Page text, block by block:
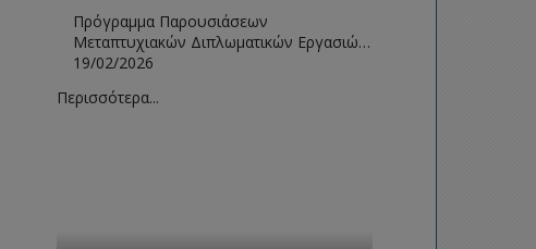
Πρόγραμμα Παρουσιάσεων
Μεταπτυχιακών Διπλωματικών Εργασιών
Φεβρουάριου 2026
19/02/2026
Περισσότερα...